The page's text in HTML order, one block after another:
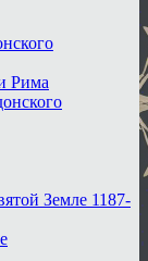
Рима
Земле 1187-